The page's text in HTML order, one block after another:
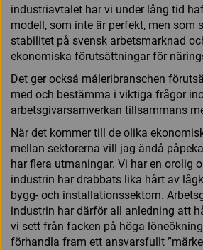
industriavtalet har vi under lång tid
modell, som inte är perfekt, men som
stabilitet på svensk arbetsmarknad
ekonomiska förutsättningar för
Det ger också måleribranschen
med och bestämma i viktiga frågor
arbetsgivarsamverkan tillsammans
När det kommer till de olika
mellan sektorerna vill jag ändå
har flera utmaningar. Vi har en orolig
industrin har drabbats lika hårt av
bygg- och installationssektorn.
industrin har därför all anledning att
vi sett från facken på höga
förhandla fram ett ansvarsfullt